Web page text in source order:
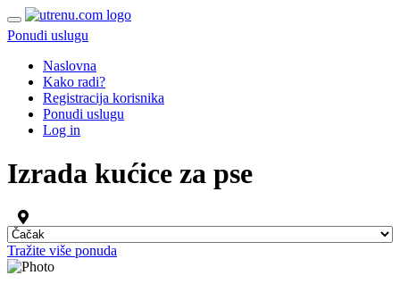
Ponudi uslugu
Naslovna
Kako radi?
Registracija korisnika
Ponudi uslugu
Log in
Izrada kućice za pse
Tražite više ponuda